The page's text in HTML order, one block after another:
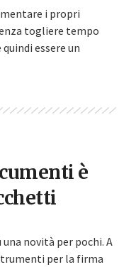
i propri
togliere tempo
essere un
è
novità per pochi. A
per la firma